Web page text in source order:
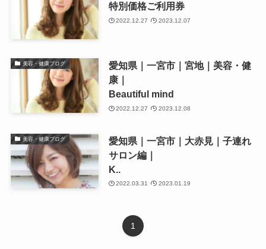
特別価格ご利用券
2022.12.27 2023.12.07
美容・健康ブログ
愛知県｜一宮市｜宮地｜美容・健
康｜
Beautiful mind
2022.12.27 2023.12.08
美容・健康ブログ
愛知県｜一宮市｜大赤見｜子連れ
サロン編｜
K..
2022.03.31 2023.01.19
1